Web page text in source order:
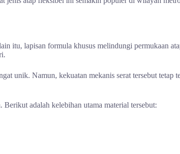
itu, lapisan formula khusus melindungi permukaan
unik. Namun, kekuatan mekanis serat tersebut tetap
adalah kelebihan utama material tersebut: